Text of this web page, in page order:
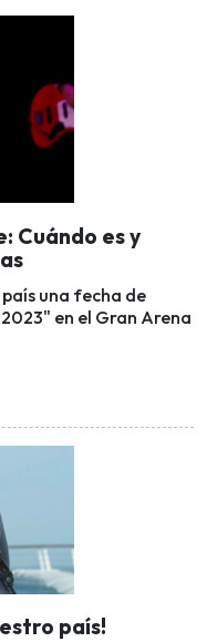
Cuándo es y
una fecha de
en el Gran Arena
país!